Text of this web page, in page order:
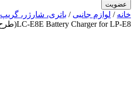
خانه / لوازم جانبی / باتری، شارژر، گریپ
LC-E8E Battery Charger for LP-E8(طرح اصلی)